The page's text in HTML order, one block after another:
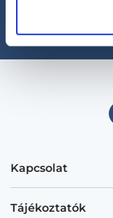
Kapcsolat
Tájékoztatók